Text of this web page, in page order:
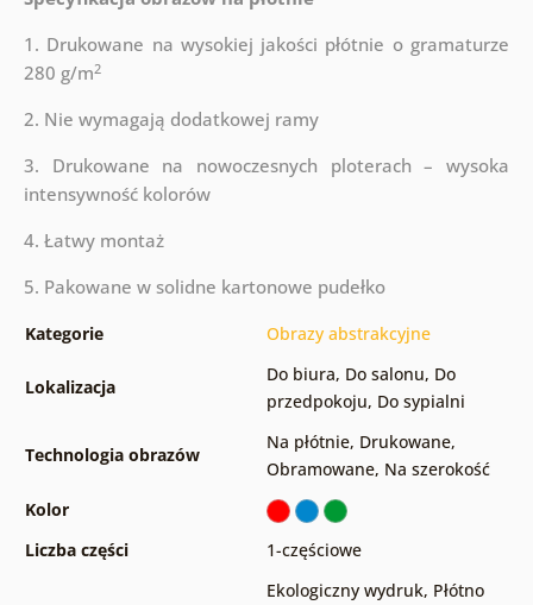
1. Drukowane na wysokiej jakości płótnie o gramaturze
280 g/m2
2. Nie wymagają dodatkowej ramy
3. Drukowane na nowoczesnych ploterach – wysoka
intensywność kolorów
4. Łatwy montaż
5. Pakowane w solidne kartonowe pudełko
Kategorie Obrazy abstrakcyjne
Lokalizacja
Do biura, Do salonu, Do
przedpokoju, Do sypialni
Technologia obrazów
Na płótnie, Drukowane,
Obramowane, Na szerokość
Kolor
Liczba części
1-częściowe
Ekologiczny wydruk, Płótno